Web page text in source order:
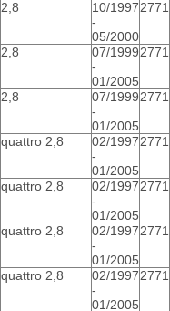
2,8
10/1997
-
05/2000
2771
2,8
07/1999
-
01/2005
2771
2,8
07/1999
-
01/2005
2771
quattro 2,8
02/1997
-
01/2005
2771
quattro 2,8
02/1997
-
01/2005
2771
quattro 2,8
02/1997
-
01/2005
2771
quattro 2,8
02/1997
-
01/2005
2771